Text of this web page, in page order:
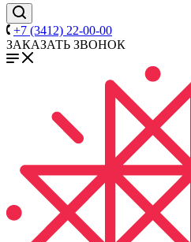
+7 (3412) 22-00-00
ЗАКАЗАТЬ ЗВОНОК